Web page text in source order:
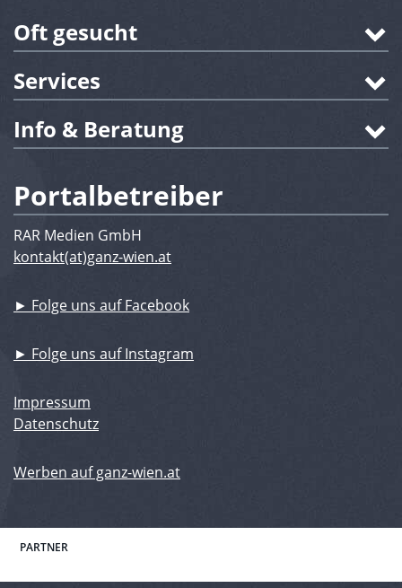
Oft gesucht
Services
Info & Beratung
Portalbetreiber
RAR Medien GmbH
kontakt(at)ganz-wien.at
► Folge uns auf Facebook
► Folge uns auf Instagram
Impressum
Datenschutz
Werben auf ganz-wien.at
PARTNER